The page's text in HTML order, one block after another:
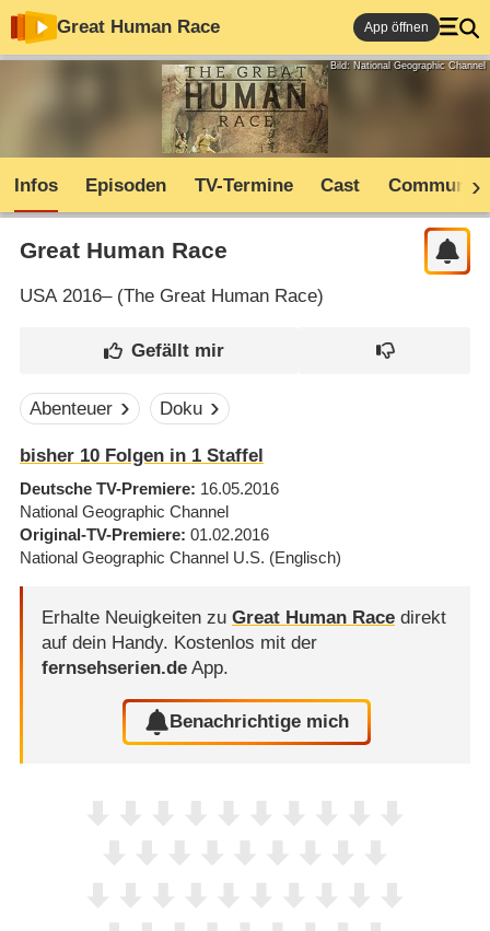
Great Human Race App öffnen
Bild: National Geographic Channel
Infos Episoden TV-Termine Cast Community
Great Human Race
USA2016– (The Great Human Race)
Abenteuer Doku
bisher 10Folgen in 1Staffel
Deutsche TV-Premiere 16.05.2016
National Geographic Channel
Original-TV-Premiere 01.02.2016
National Geographic Channel U.S. (Englisch)
Erhalte Neuigkeiten zu Great Human Racedirekt
auf dein Handy. Kostenlos mit der
fernsehserien.deApp.
Benachrichtige mich